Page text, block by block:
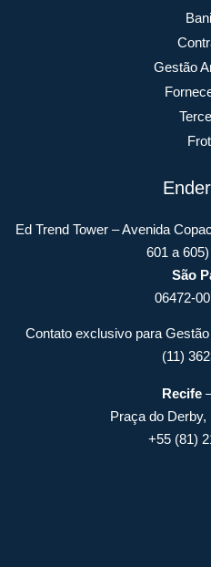
Gestão
Ed Trend Tower – Avenida
601 a
São
06472-
Contato exclusivo para
(11)
Recife
Praça do Derby,
+55 (81)